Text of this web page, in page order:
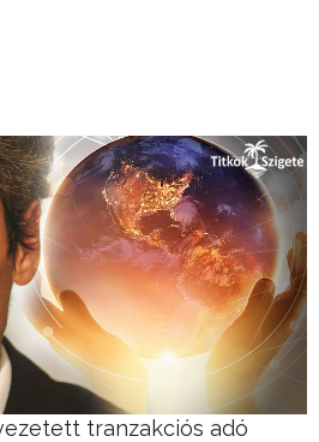
tranzakciós adó